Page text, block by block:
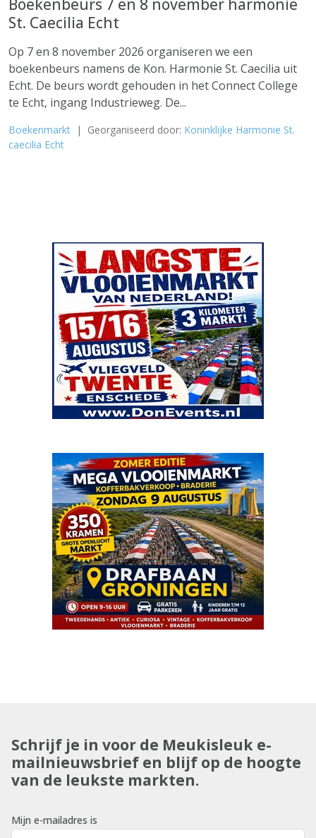
Boekenbeurs 7 en 8 november harmonie
St. Caecilia Echt
Op 7 en 8 november 2026 organiseren we een
boekenbeurs namens de Kon. Harmonie St. Caecilia uit
Echt. De beurs wordt gehouden in het Connect College
te Echt, ingang Industrieweg. De...
Boekenmarkt | Georganiseerd door: Koninklijke Harmonie St.
caecilia Echt
Schrijf je in voor de Meukisleuk e-
mailnieuwsbrief en blijf op de hoogte
van de leukste markten.
Mijn e-mailadres is